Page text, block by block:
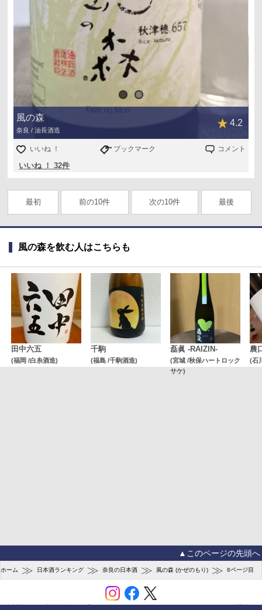
風の森
奈良 / 油長酒造
4.2
いいね ！ ブックマーク コメント
いいね ！ 32件
最初 前の10件 次の10件 最後
風の森を飲む人はこちらも
田中六五
(福岡 /白糸酒造)
千駒
(福島 /千駒酒造)
磊眞 -RAIZIN-
(宮城 /秋保ハートロック
サケ)
農
(石
▲このページの先頭へ
ホーム ≫ 日本酒ランキング ≫ 奈良の日本酒 ≫ 風の森 (かぜのもり) ≫ 8ページ目